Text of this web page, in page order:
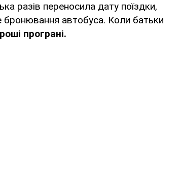
разів переносила дату поїздки,
бронювання автобуса. Коли батьки
програні.